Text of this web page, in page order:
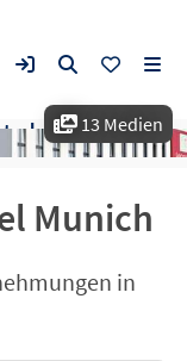
13 Medien
Munich
in
Munich